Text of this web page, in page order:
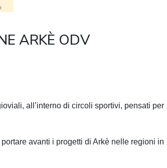
ARKÈ ODV
all’interno di circoli sportivi, pensati per
avanti i progetti di Arkè nelle regioni in